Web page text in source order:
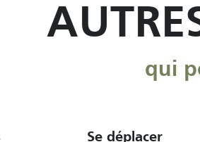
qui
Se déplacer